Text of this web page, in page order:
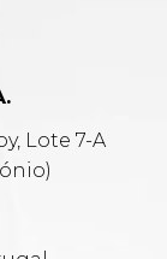
Lote 7-A